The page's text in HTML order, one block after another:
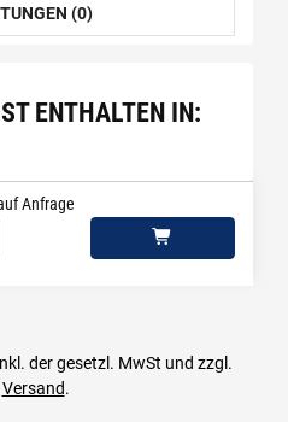
(0)
ENTHALTEN IN:
Anfrage
der gesetzl. MwSt und zzgl.
Versand.